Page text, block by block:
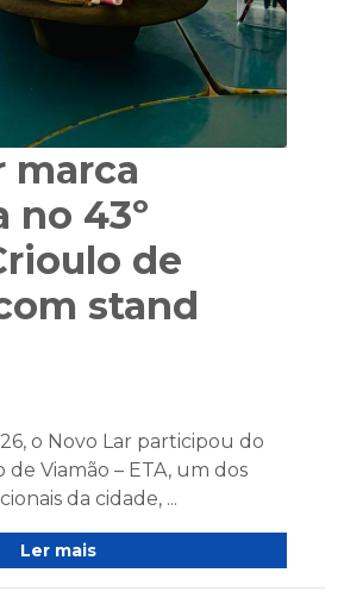
marca
no 43º
de
stand
o Novo Lar participou do
de Viamão – ETA, um dos
da cidade, ...
Ler mais